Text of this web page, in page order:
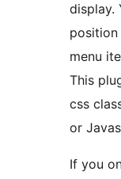
display.
position
menu
This
css
or
If you